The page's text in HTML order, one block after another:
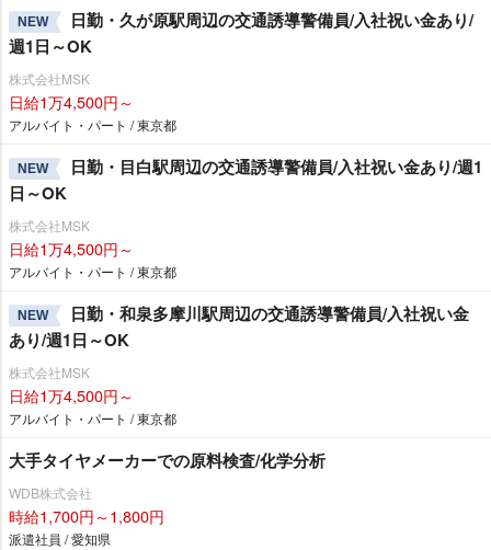
NEW
日勤・久が原駅周辺の交通誘導警備員/入社祝い金あり/
週1日～OK
株式会社MSK
日給1万4,500円～
アルバイト・パート / 東京都
NEW
日勤・目白駅周辺の交通誘導警備員/入社祝い金あり/週1
日～OK
株式会社MSK
日給1万4,500円～
アルバイト・パート / 東京都
NEW
日勤・和泉多摩川駅周辺の交通誘導警備員/入社祝い金
あり/週1日～OK
株式会社MSK
日給1万4,500円～
アルバイト・パート / 東京都
大手タイヤメーカーでの原料検査/化学分析
WDB株式会社
時給1,700円～1,800円
派遣社員 / 愛知県